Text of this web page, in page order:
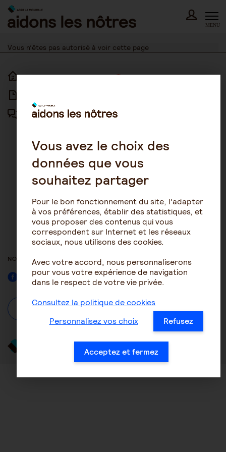
Skip
content
MENU
Vous n’êtes pas autorisé à voir cette page
ACCUEIL
FORUM
PLAN DU SITE
D’UTILISATION
POLITIQUE DE PROTECTION DES
GESTION DES COOKIES
ACCESSIBILITÉ : NON
CONFORME
NOUS SUIVRE
Facebook
À propos Se connecter / S'inscrire
Vous avez le choix des
données que vous
souhaitez partager
Pour le bon fonctionnement du site, l'adapter
à vos préférences, établir des statistiques, et
vous proposer des contenus qui vous
correspondent sur Internet et les réseaux
sociaux, nous utilisons des cookies.
Avec votre accord, nous personnaliserons
pour vous votre expérience de navigation
dans le respect de votre vie privée.
Consultez la politique de cookies
Personnalisez vos choix
Refusez
Acceptez et fermez